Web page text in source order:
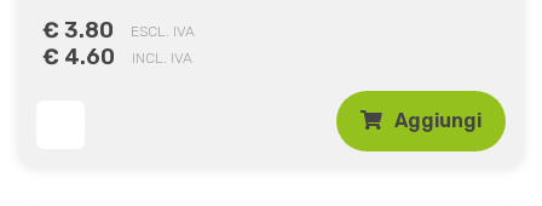
€ 3.80 ESCL. IVA
€ 4.60 INCL. IVA
Aggiungi